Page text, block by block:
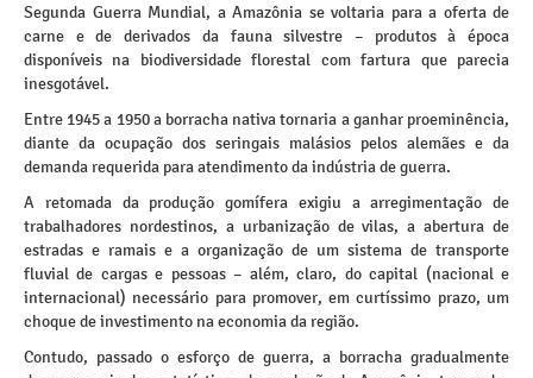
Segunda Guerra Mundial, a Amazônia se voltaria para a oferta de
carne e de derivados da fauna silvestre – produtos à época
disponíveis na biodiversidade florestal com fartura que parecia
inesgotável.
Entre 1945 a 1950 a borracha nativa tornaria a ganhar proeminência,
diante da ocupação dos seringais malásios pelos alemães e da
demanda requerida para atendimento da indústria de guerra.
A retomada da produção gomífera exigiu a arregimentação de
trabalhadores nordestinos, a urbanização de vilas, a abertura de
estradas e ramais e a organização de um sistema de transporte
fluvial de cargas e pessoas – além, claro, do capital (nacional e
internacional) necessário para promover, em curtíssimo prazo, um
choque de investimento na economia da região.
Contudo, passado o esforço de guerra, a borracha gradualmente